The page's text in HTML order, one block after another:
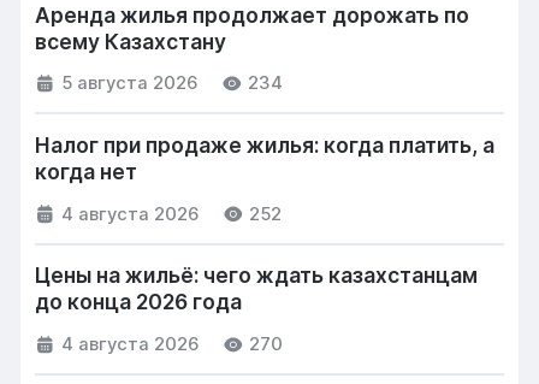
Аренда жилья продолжает дорожать по
всему Казахстану
5 августа 2026 234
Налог при продаже жилья: когда платить, а
когда нет
4 августа 2026 252
Цены на жильё: чего ждать казахстанцам
до конца 2026 года
4 августа 2026 270